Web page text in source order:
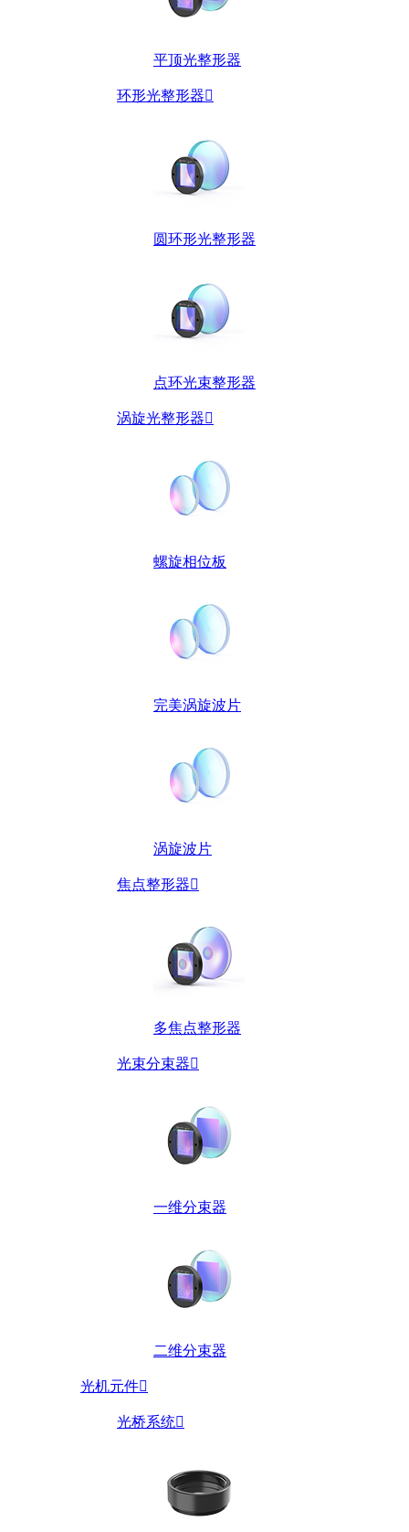
平顶光整形器
环形光整形器
圆环形光整形器
点环光束整形器
涡旋光整形器
螺旋相位板
完美涡旋波片
涡旋波片
焦点整形器
多焦点整形器
光束分束器
一维分束器
二维分束器
光机元件
光桥系统